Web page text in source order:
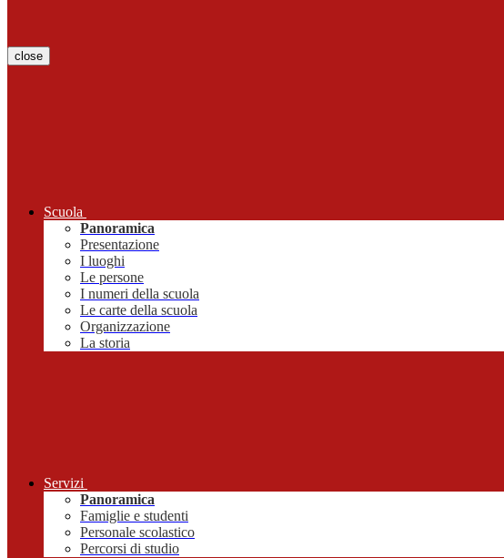
close
Scuola
Panoramica
Presentazione
I luoghi
Le persone
I numeri della scuola
Le carte della scuola
Organizzazione
La storia
Servizi
Panoramica
Famiglie e studenti
Personale scolastico
Percorsi di studio